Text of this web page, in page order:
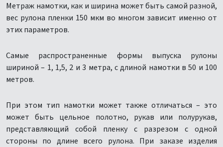
Метраж намотки, как и ширина может быть самой разной,
вес рулона пленки 150 мкм во многом зависит именно от
этих параметров.
Самые распространенные формы выпуска рулоны
шириной – 1, 1,5, 2 и 3 метра, с длиной намотки в 50 и 100
метров.
При этом тип намотки может также отличаться – это
может быть цельное полотно, рукав или полурукав,
представляющий собой пленку с разрезом с одной
стороны по длине всего рулона. При заказе изделия